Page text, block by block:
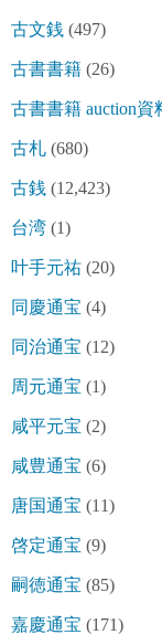
古文銭 (497)
古書書籍 (26)
古書書籍 auction資
古札 (680)
古銭 (12,423)
台湾 (1)
叶手元祐 (20)
同慶通宝 (4)
同治通宝 (12)
周元通宝 (1)
咸平元宝 (2)
咸豊通宝 (6)
唐国通宝 (11)
啓定通宝 (9)
嗣徳通宝 (85)
嘉慶通宝 (171)